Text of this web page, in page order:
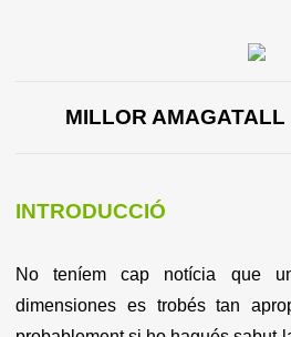
MILLOR
INTRODUCCIÓ
No teníem cap notícia que
dimensiones es trobés tan